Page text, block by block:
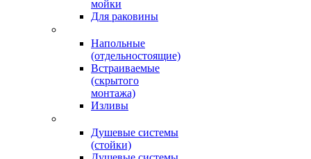
мойки
Для раковины
Напольные
(отдельностоящие)
Встраиваемые
(скрытого
монтажа)
Изливы
Душевые системы
(стойки)